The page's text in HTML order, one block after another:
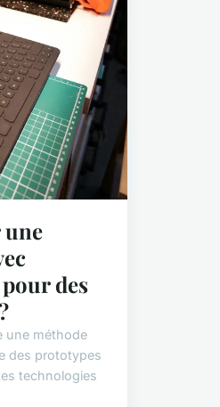
des
une méthode
des prototypes
technologies